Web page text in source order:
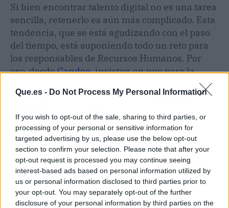
Que.es - Do Not Process My Personal Information
If you wish to opt-out of the sale, sharing to third parties, or
processing of your personal or sensitive information for
targeted advertising by us, please use the below opt-out
section to confirm your selection. Please note that after your
opt-out request is processed you may continue seeing
interest-based ads based on personal information utilized by
us or personal information disclosed to third parties prior to
your opt-out. You may separately opt-out of the further
disclosure of your personal information by third parties on the
Si bien encontrar talento digital no es una tarea
sencilla, retenerlo es aún más complicado. Esta
tendencia, que se está agudizando con el paso
del tiempo, está suponiendo todo un reto para
los responsables de Recursos Humanos. Por
eso, desdeCandee, insisten en que para la
retención del talento hay 3 pilares básicos que
se deben tener muy presentes:beneficios,
equilibrio entre los tres ya tienes mucho hecho.
Cada vez se valoran más cuestiones como la
transparencia o la empatía. La gente ya no
quiere ser un muñeco de paja. La gente quiere
tener impacto. Que siempre exista un reto, un
aprendizaje", afirma Marta Sánchez.